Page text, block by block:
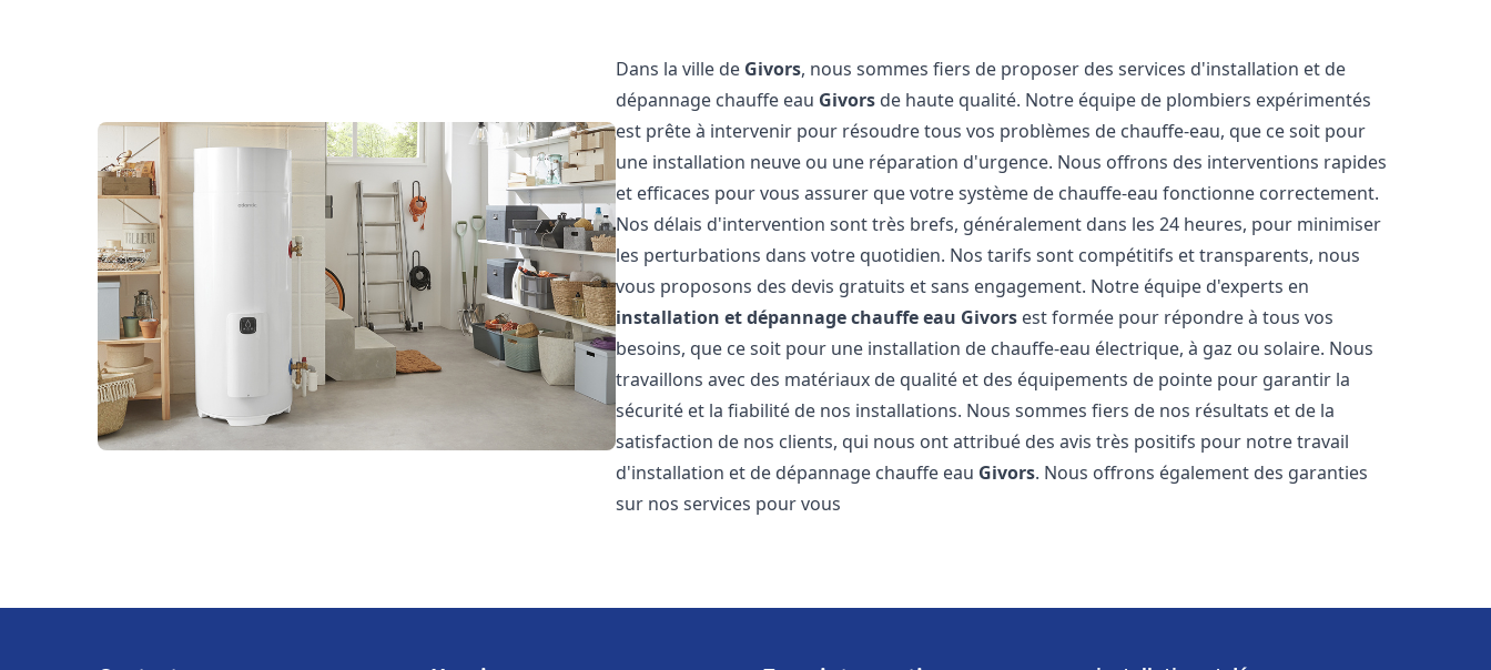
Dans la ville de Givors, nous sommes fiers de proposer des services d'installation et de
dépannage chauffe eau Givors de haute qualité. Notre équipe de plombiers expérimentés
est prête à intervenir pour résoudre tous vos problèmes de chauffe-eau, que ce soit pour
une installation neuve ou une réparation d'urgence. Nous offrons des interventions rapides
et efficaces pour vous assurer que votre système de chauffe-eau fonctionne correctement.
Nos délais d'intervention sont très brefs, généralement dans les 24 heures, pour minimiser
les perturbations dans votre quotidien. Nos tarifs sont compétitifs et transparents, nous
vous proposons des devis gratuits et sans engagement. Notre équipe d'experts en
installation et dépannage chauffe eau Givors est formée pour répondre à tous vos
besoins, que ce soit pour une installation de chauffe-eau électrique, à gaz ou solaire. Nous
travaillons avec des matériaux de qualité et des équipements de pointe pour garantir la
sécurité et la fiabilité de nos installations. Nous sommes fiers de nos résultats et de la
satisfaction de nos clients, qui nous ont attribué des avis très positifs pour notre travail
d'installation et de dépannage chauffe eau Givors. Nous offrons également des garanties
sur nos services pour vous